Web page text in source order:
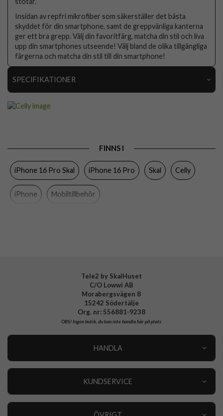
Insidan av repfri mikrofiber som säkerställer det bästa
skyddet för din smartphone, samt de greppvänliga kanterna
ger ett bra grepp. Välj din favoritfärg, matcha din stil och liva
upp din smartphones utseende! Välj bland de olika tillgängliga
färgerna och matcha din stil till din smartphone!
SPECIFIKATIONER
Trådlös laddning-kompatibel
Färg Svart
Material
FINNS I
iPhone 16 Pro Skal iPhone 16 Pro Skal Celly
iPhone Mobiltillbehör
Tele2 by SkalHuset
C/O Lowwi AB
Morabergsvägen 8
15242 Södertälje
Org. nr: 556881-9238
OBS!Ingen butik, du kan inte handla här på plats
HANDLA
KUNDSERVICE